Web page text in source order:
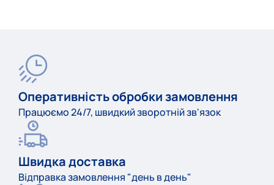
Оперативність обробки замовлення
Працюємо 24/7, швидкий зворотній зв'язок
Швидка доставка
Відправка замовлення "день в день"